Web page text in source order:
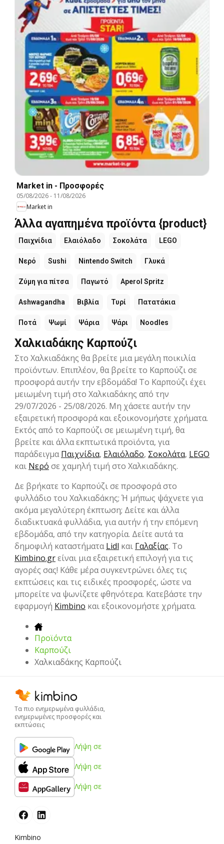
Market in - Προσφορές
05/08/2026- 11/08/2026
Market in
Άλλα αγαπημένα προϊόντα {product}
Παιχνίδια Ελαιόλαδο Σοκολάτα LEGO
Νερό Sushi Nintendo Switch Γλυκά
Ζύμη για πίτσα Παγωτό Aperol Spritz
Ashwagandha Βιβλία Τυρί Πατατάκια
Ποτά Ψωμί Ψάρια Ψάρι Noodles
Χαλκιαδάκης Καρπούζι
Στο Χαλκιαδάκης θα βρείτε μια μεγάλη ποικιλία
προϊόντων. Επιπλέον, θα βρείτε το Καρπούζι σε
προσφορά αυτήν την εβδομάδα! Το Καρπούζι έχει
μειωμένη τιμή στο Χαλκιαδάκης από την
29/07/2026 - 25/08/2026. Μη χάσετε αυτήν την
εξαιρετική προσφορά και εξοικονομήστε χρήματα.
Εκτός από το Καρπούζι σε μειωμένη τιμή, θα
βρείτε και άλλα εκπτωτικά προϊόντα, για
παράδειγμαΠαιχνίδια, Ελαιόλαδο, Σοκολάτα, LEGO
και Νερό σε χαμηλή τιμή στο Χαλκιαδάκης.
Δε βρήκατε το Καρπούζι σε προσφορά στο
φυλλάδιο του Χαλκιαδάκης; Ή μήπως ψάχνετε για
ακόμα μεγαλύτερη έκπτωση; Δείτε και άλλα
διαδικτυακά φυλλάδια, για αυτήν ή την επόμενη
εβδομάδα, από την κατηγορία. Δείτε αυτά τα
δημοφιλή καταστήματαLidl και Γαλαξίας. Το
Kimbino.grείναι μια εξαιρετική επιλογή για τις
αγορές σας! Κάθε μέρα συγκεντρώνει όλες τις
εκπτώσεις και τις ειδικές προσφορές, ώστε να
μπορείτε να ψωνίζετε φθηνότερα. Κατεβάστε την
εφαρμογή Kimbino και εξοικονομήστε χρήματα.
Προϊόντα
Καρπούζι
Χαλκιαδάκης Καρπούζι
Τα πιο ενημερωμένα φυλλάδια,
ενημερωμένες προσφορές και
εκπτώσεις
Λήψη σε
Λήψη σε
Λήψη σε
Kimbino